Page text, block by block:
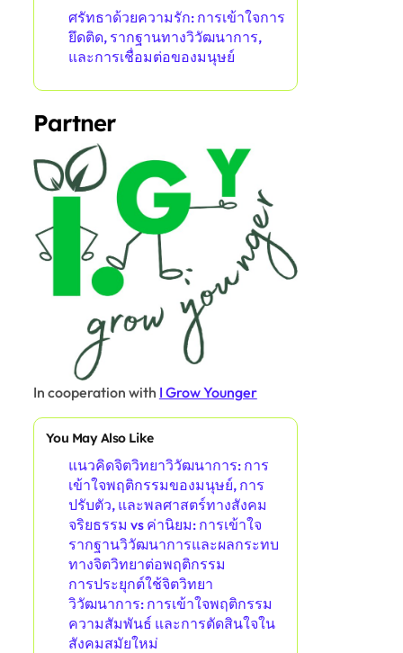
ศรัทธาด้วยความรัก: การเข้าใจการ
ยึดติด, รากฐานทางวิวัฒนาการ,
และการเชื่อมต่อของมนุษย์
Partner
In cooperation with I Grow Younger
You May Also Like
แนวคิดจิตวิทยาวิวัฒนาการ: การ
เข้าใจพฤติกรรมของมนุษย์, การ
ปรับตัว, และพลศาสตร์ทางสังคม
จริยธรรม vs ค่านิยม: การเข้าใจ
รากฐานวิวัฒนาการและผลกระทบ
ทางจิตวิทยาต่อพฤติกรรม
การประยุกต์ใช้จิตวิทยา
วิวัฒนาการ: การเข้าใจพฤติกรรม
ความสัมพันธ์ และการตัดสินใจใน
สังคมสมัยใหม่